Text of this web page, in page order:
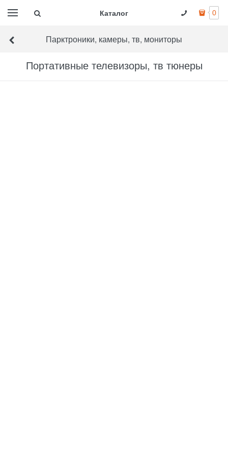
Каталог 0
Парктроники, камеры, тв, мониторы
Портативные телевизоры, тв тюнеры